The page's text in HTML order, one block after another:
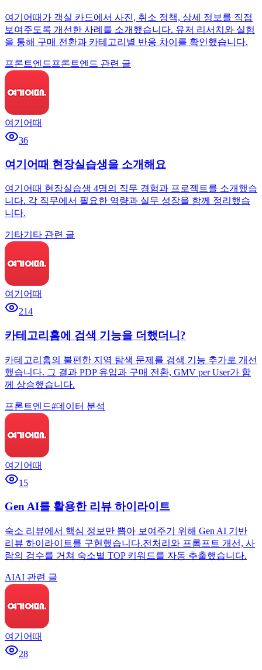
여기어때가 객실 카드에서 사진, 취소 정책, 상세 정보를 직접
보여주도록 개선한 사례를 소개했습니다. 유저 리서치와 실험
을 통해 구매 전환과 카테고리별 반응 차이를 확인했습니다.
프론트엔드 프론트엔드 관련 글
여기어때
36
여기어때 현장실습생을 소개해요
여기어때 현장실습생 4명의 직무 경험과 프로젝트를 소개했습
니다. 각 직무에서 필요한 역량과 실무 성장을 함께 정리했습
니다.
기타기타 관련 글
여기어때
214
카테고리홈에 검색 기능을 더했더니?
카테고리홈의 불편한 지역 탐색 문제를 검색 기능 추가로 개선
했습니다. 그 결과 PDP 유입과 구매 전환, GMV per User가 함
께 상승했습니다.
프론트엔드#데이터 분석
여기어때
15
Gen AI를 활용한 리뷰 하이라이트
숙소 리뷰에서 핵심 정보만 뽑아 보여주기 위해 Gen AI 기반
리뷰 하이라이트를 구현했습니다.전처리와 프롬프트 개선, 사
람의 검수를 거쳐 숙소별 TOP 키워드를 자동 추출했습니다.
AIAI 관련 글
여기어때
28